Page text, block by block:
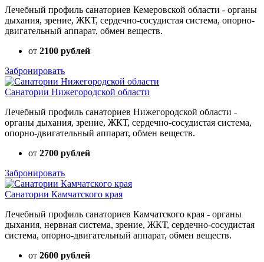
Лечебный профиль санаториев Кемеровской области - органы
дыхания, зрение, ЖКТ, сердечно-сосудистая система, опорно-
двигательный аппарат, обмен веществ.
от 2100 рублей
Забронировать
Санатории Нижегородской области
Лечебный профиль санаториев Нижегородской области -
органы дыхания, зрение, ЖКТ, сердечно-сосудистая система,
опорно-двигательный аппарат, обмен веществ.
от 2700 рублей
Забронировать
Санатории Камчатского края
Лечебный профиль санаториев Камчатского края - органы
дыхания, нервная система, зрение, ЖКТ, сердечно-сосудистая
система, опорно-двигательный аппарат, обмен веществ.
от 2600 рублей